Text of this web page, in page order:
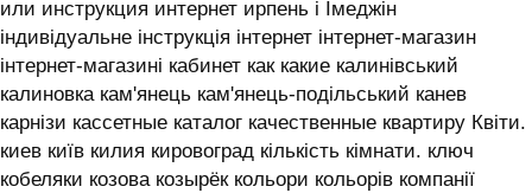
или инструкция интернет ирпень і ‎Імеджін
індивідуальне інструкція інтернет інтернет-магазин
інтернет-магазині кабинет как какие калинівський
калиновка кам'янець кам'янець-подільський канев
карнізи кассетные каталог качественные квартиру Квіти.
киев київ килия кировоград кількість кімнати. ключ
кобеляки козова козырёк кольори кольорів компанії